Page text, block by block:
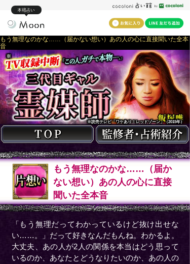
本格占い
もう無理なのかな……（届かない想い）あの人の心に直接聞いた全本
音
※
※読売テレビ「ワケあり！レッドゾーン」（2015年）
もう無理なのかな……（届か
ない想い）あの人の心に直接
聞いた全本音
「もう無理だってわかっているけど抜け出せな
い……。」だって好きなんだもんね。わかるよ。
大丈夫、あの人が2人の関係を本当はどう思って
いるのか、あなたとどうなりたいのか、あの人の